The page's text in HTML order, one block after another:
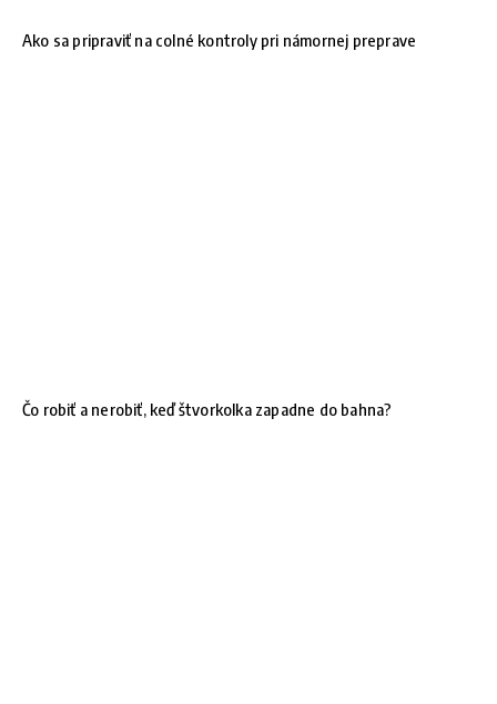
Ako sa pripraviť na colné kontroly pri námornej preprave
Čo robiť a nerobiť, keď štvorkolka zapadne do bahna?